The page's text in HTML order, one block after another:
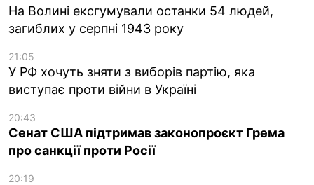
На Волині ексгумували останки 54 людей,
загиблих у серпні 1943 року
21:05
У РФ хочуть зняти з виборів партію, яка
виступає проти війни в Україні
20:43
Сенат США підтримав законопроєкт Грема
про санкції проти Росії
20:19